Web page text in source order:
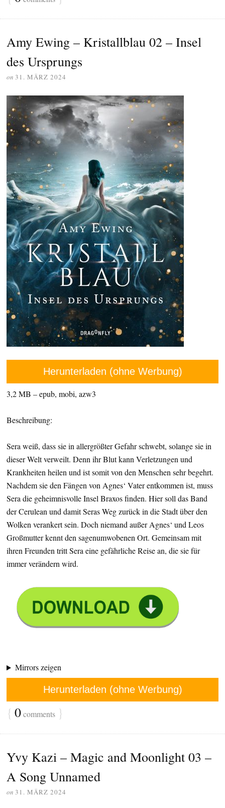
Amy Ewing – Kristallblau 02 – Insel
des Ursprungs
on 31. MÄRZ 2024
Herunterladen (ohne Werbung)
3,2 MB – epub, mobi, azw3
Beschreibung:
Sera weiß, dass sie in allergrößter Gefahr schwebt, solange sie in
dieser Welt verweilt. Denn ihr Blut kann Verletzungen und
Krankheiten heilen und ist somit von den Menschen sehr begehrt.
Nachdem sie den Fängen von Agnes‘ Vater entkommen ist, muss
Sera die geheimnisvolle Insel Braxos finden. Hier soll das Band
der Cerulean und damit Seras Weg zurück in die Stadt über den
Wolken verankert sein. Doch niemand außer Agnes‘ und Leos
Großmutter kennt den sagenumwobenen Ort. Gemeinsam mit
ihren Freunden tritt Sera eine gefährliche Reise an, die sie für
immer verändern wird.
Mirrors zeigen
Herunterladen (ohne Werbung)
{ 0comments }
Yvy Kazi – Magic and Moonlight 03 –
A Song Unnamed
on 31. MÄRZ 2024